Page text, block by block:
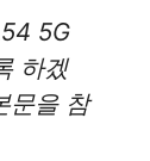
5G
하겠
문을 참